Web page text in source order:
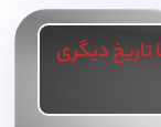
دیگری